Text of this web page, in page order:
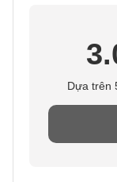
Dựa trên